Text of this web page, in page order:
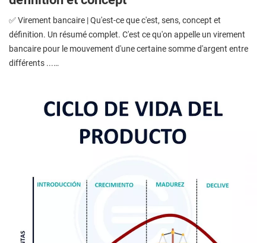
✅ Virement bancaire | Qu'est-ce que c'est, sens, concept et
définition. Un résumé complet. C'est ce qu'on appelle un virement
bancaire pour le mouvement d'une certaine somme d'argent entre
différents ...…